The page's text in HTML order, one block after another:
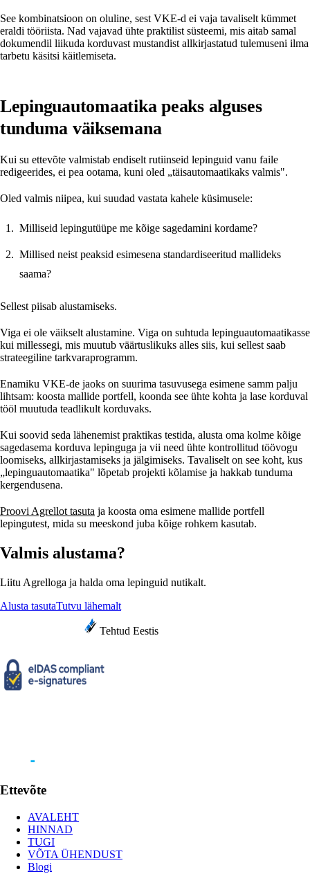
See kombinatsioon on oluline, sest VKE-d ei vaja tavaliselt kümmet
eraldi tööriista. Nad vajavad ühte praktilist süsteemi, mis aitab samal
dokumendil liikuda korduvast mustandist allkirjastatud tulemuseni ilma
tarbetu käsitsi käitlemiseta.
Lepinguautomaatika peaks alguses
tunduma väiksemana
Kui su ettevõte valmistab endiselt rutiinseid lepinguid vanu faile
redigeerides, ei pea ootama, kuni oled „täisautomaatikaks valmis".
Oled valmis niipea, kui suudad vastata kahele küsimusele:
Milliseid lepingutüüpe me kõige sagedamini kordame?
Millised neist peaksid esimesena standardiseeritud mallideks
saama?
Sellest piisab alustamiseks.
Viga ei ole väikselt alustamine. Viga on suhtuda lepinguautomaatikasse
kui millessegi, mis muutub väärtuslikuks alles siis, kui sellest saab
strateegiline tarkvaraprogramm.
Enamiku VKE-de jaoks on suurima tasuvusega esimene samm palju
lihtsam: koosta mallide portfell, koonda see ühte kohta ja lase korduval
tööl muutuda teadlikult korduvaks.
Kui soovid seda lähenemist praktikas testida, alusta oma kolme kõige
sagedasema korduva lepinguga ja vii need ühte kontrollitud töövogu
loomiseks, allkirjastamiseks ja jälgimiseks. Tavaliselt on see koht, kus
„lepinguautomaatika" lõpetab projekti kõlamise ja hakkab tunduma
kergendusena.
Proovi Agrellot tasuta ja koosta oma esimene mallide portfell
lepingutest, mida su meeskond juba kõige rohkem kasutab.
Valmis alustama?
Liitu Agrelloga ja halda oma lepinguid nutikalt.
Alusta tasutaTutvu lähemalt
Tehtud Eestis
Ettevõte
AVALEHT
HINNAD
TUGI
VÕTA ÜHENDUST
Blogi